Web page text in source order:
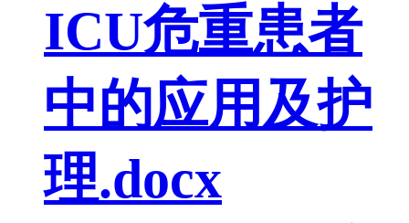
ICU危重患者
中的应用及护
理.docx